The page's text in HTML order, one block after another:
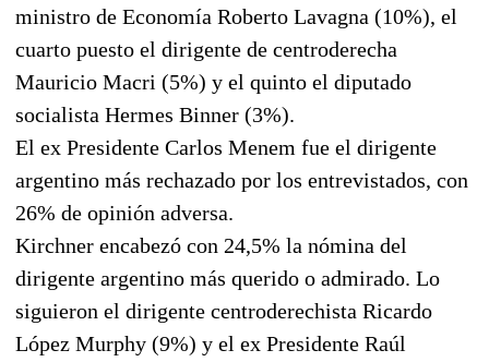
ministro de Economía Roberto Lavagna (10%), el
cuarto puesto el dirigente de centroderecha
Mauricio Macri (5%) y el quinto el diputado
socialista Hermes Binner (3%).
El ex Presidente Carlos Menem fue el dirigente
argentino más rechazado por los entrevistados, con
26% de opinión adversa.
Kirchner encabezó con 24,5% la nómina del
dirigente argentino más querido o admirado. Lo
siguieron el dirigente centroderechista Ricardo
López Murphy (9%) y el ex Presidente Raúl